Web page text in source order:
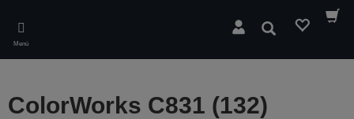
main
content
Menú
Buscar
ColorWorks C831 (132)